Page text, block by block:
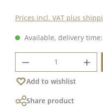
Prices incl. VAT plus
Available, delivery
Product
Add to wishlist
Share product